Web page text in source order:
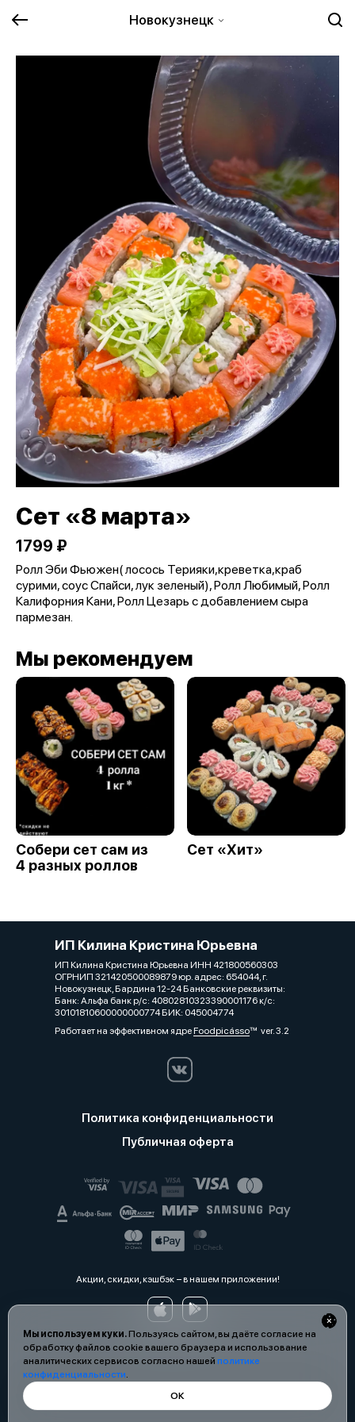
Новокузнецк
Мы используем куки.Пользуясь сайтом, вы даёте согласие на
обработку файлов cookie вашего браузера и использование
аналитических сервисов согласно нашей политике
конфиденциальности.
ОК
Сет «8 марта»
1799 ₽
Ролл Эби Фьюжен( лосось Терияки,креветка,краб
сурими, соус Спайси, лук зеленый), Ролл Любимый, Ролл
Калифорния Кани, Ролл Цезарь с добавлением сыра
пармезан.
Мы рекомендуем
Собери сет сам из
4 разных роллов
Сет «Хит»
ИП Килина Кристина Юрьевна
ИП Килина Кристина Юрьевна ИНН 421800560303
ОГРНИП 321420500089879 юр. адрес: 654044, г.
Новокузнецк, Бардина 12-24 Банковские реквизиты:
Банк: Альфа банк р/с: 40802810323390001176 к/с:
30101810600000000774 БИК: 045004774
Работает на эффективном ядреFoodpicássover. 3.2
Политика конфиденциальности
Публичная оферта
Акции, скидки, кэшбэк − в нашем приложении!